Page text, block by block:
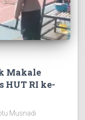
Makale
HUT RI ke-
Musnadi